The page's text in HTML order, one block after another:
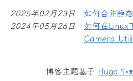
2025年02月23日
如何合并静
2024年05月26日
如何在Linux
Camera
博客主题基于 Hugo